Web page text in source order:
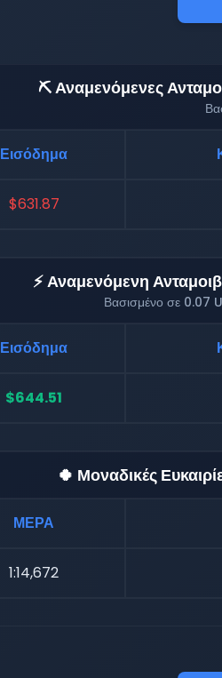
⛏️ Αναμενόμενες
Εισόδημα
$631.87
⚡ Αναμενόμενη
Βασισμένο σε 0.07
Εισόδημα
$644.51
🍀 Μοναδικές
ΜΕΡΑ
1:14,672